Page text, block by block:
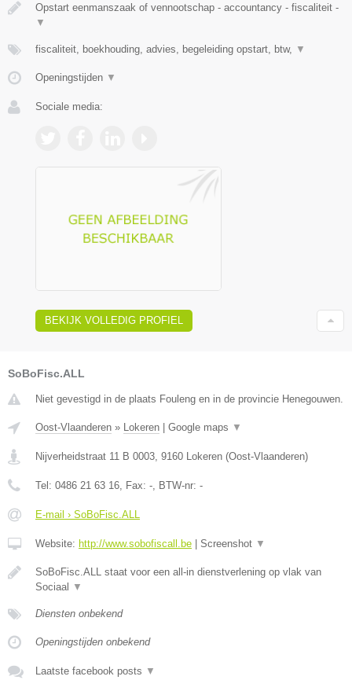
Opstart eenmanszaak of vennootschap - accountancy - fiscaliteit -
▼
fiscaliteit, boekhouding, advies, begeleiding opstart, btw, ▼
Openingstijden ▼
Sociale media:
BEKIJK VOLLEDIG PROFIEL
SoBoFisc.ALL
Niet gevestigd in de plaats Fouleng en in de provincie Henegouwen.
Oost-Vlaanderen » Lokeren Google maps ▼
Nijverheidstraat 11 B 0003, 9160 Lokeren (Oost-Vlaanderen)
Tel: 0486 21 63 16, Fax: -, BTW-nr: -
E-mail › SoBoFisc.ALL
Website: http://www.sobofiscall.be Screenshot ▼
SoBoFisc.ALL staat voor een all-in dienstverlening op vlak van
Sociaal
▼
Diensten onbekend
Openingstijden onbekend
Laatste facebook posts ▼